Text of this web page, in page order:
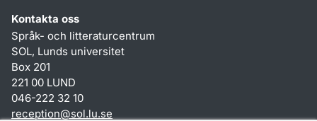
Kontakta oss
Språk- och litteraturcentrum
SOL, Lunds universitet
Box 201
221 00 LUND
046-222 32 10
reception@sol.lu.se